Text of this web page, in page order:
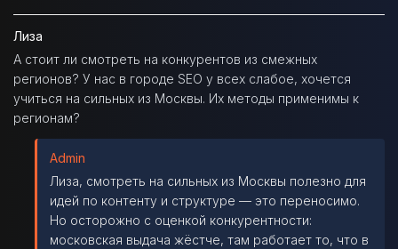
Лиза
А стоит ли смотреть на конкурентов из смежных
регионов? У нас в городе SEO у всех слабое, хочется
учиться на сильных из Москвы. Их методы применимы к
регионам?
Admin
Лиза, смотреть на сильных из Москвы полезно для
идей по контенту и структуре — это переносимо.
Но осторожно с оценкой конкурентности:
московская выдача жёстче, там работает то, что в